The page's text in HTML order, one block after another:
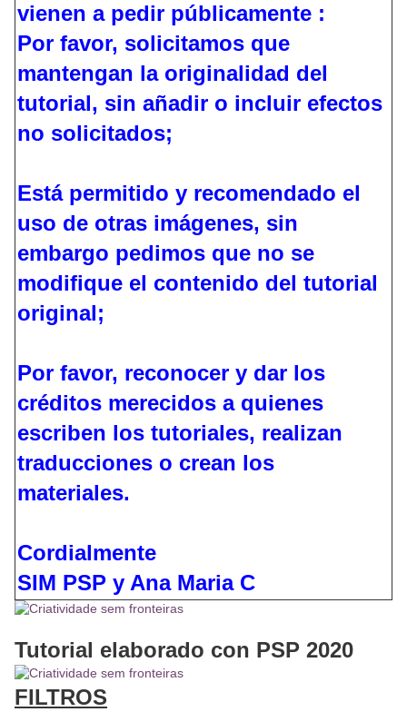
vienen a pedir públicamente :
Por favor, solicitamos que
mantengan la originalidad del
tutorial, sin añadir o incluir efectos
no solicitados;
Está permitido y recomendado el
uso de otras imágenes, sin
embargo pedimos que no se
modifique el contenido del tutorial
original;
Por favor, reconocer y dar los
créditos merecidos a quienes
escriben los tutoriales, realizan
traducciones o crean los
materiales.
Cordialmente
SIM PSP y Ana Maria C
Tutorial elaborado con PSP 2020
FILTROS